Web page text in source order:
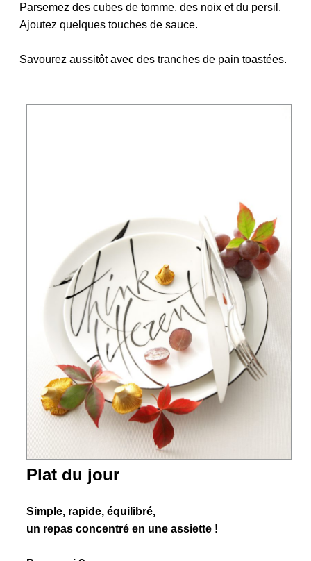
Parsemez des cubes de tomme, des noix et du persil.
Ajoutez quelques touches de sauce.
Savourez aussitôt avec des tranches de pain toastées.
Plat du jour
Simple, rapide, équilibré,
un repas concentré en une assiette !